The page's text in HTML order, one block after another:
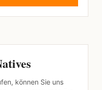
können Sie uns